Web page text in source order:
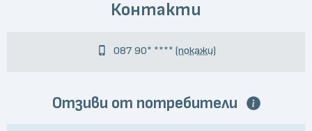
Контакти
087 90* **** (покажи)
Отзиви от потребители